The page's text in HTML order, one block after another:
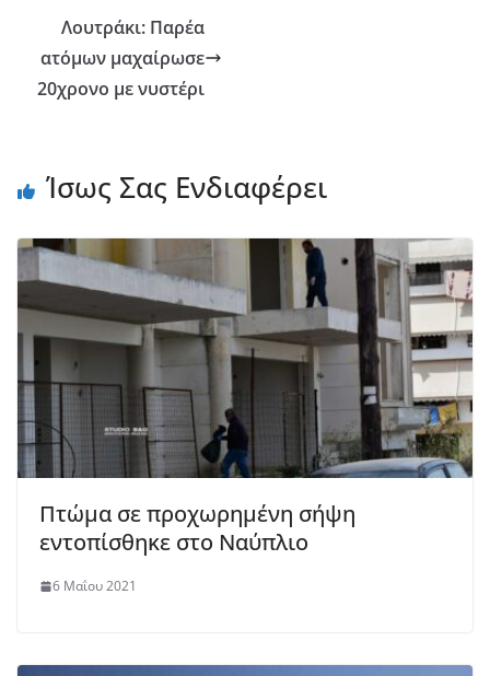
Λουτράκι: Παρέα
ατόμων μαχαίρωσε
20χρονο με νυστέρι
Ίσως Σας Ενδιαφέρει
Πτώμα σε προχωρημένη σήψη
εντοπίσθηκε στο Ναύπλιο
6 Μαΐου 2021